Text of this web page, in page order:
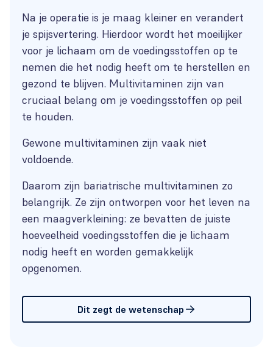
Na je operatie is je maag kleiner en verandert
je spijsvertering. Hierdoor wordt het moeilijker
voor je lichaam om de voedingsstoffen op te
nemen die het nodig heeft om te herstellen en
gezond te blijven. Multivitaminen zijn van
cruciaal belang om je voedingsstoffen op peil
te houden.
Gewone multivitaminen zijn vaak niet
voldoende.
Daarom zijn bariatrische multivitaminen zo
belangrijk. Ze zijn ontworpen voor het leven na
een maagverkleining: ze bevatten de juiste
hoeveelheid voedingsstoffen die je lichaam
nodig heeft en worden gemakkelijk
opgenomen.
Dit zegt de wetenschap